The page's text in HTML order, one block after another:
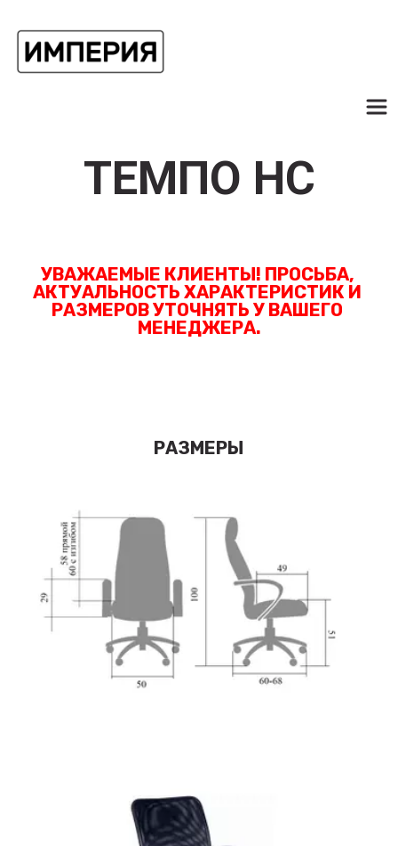
ТЕМПО НС
УВАЖАЕМЫЕ КЛИЕНТЫ! ПРОСЬБА,
АКТУАЛЬНОСТЬ ХАРАКТЕРИСТИК И
РАЗМЕРОВ УТОЧНЯТЬ У ВАШЕГО
МЕНЕДЖЕРА.
РАЗМЕРЫ